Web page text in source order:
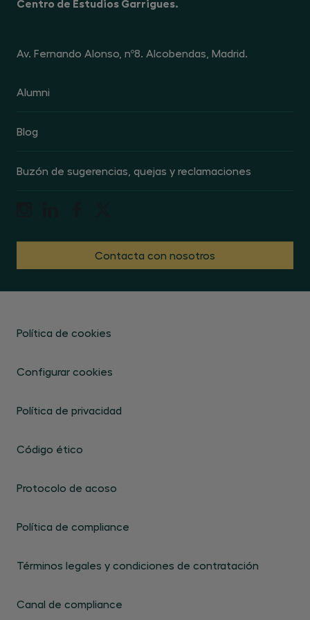
momento, dirigiéndote al responsable del
tratamiento en la dirección Avenida de
indicando en el asunto la referencia "revocación
Centro de Estudios Garrigues.
Av. Fernando Alonso, nº8. Alcobendas, Madrid.
Alumni
Blog
Buzón de sugerencias, quejas y reclamaciones
Contacta con nosotros
Política de cookies
Configurar cookies
Política de privacidad
Código ético
Protocolo de acoso
Política de compliance
Términos legales y condiciones de contratación
Canal de compliance